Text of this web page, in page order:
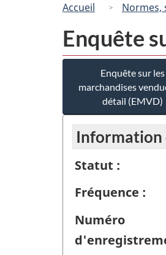
Accueil Normes,
Enquête
Enquête sur les
marchandises
détail (EMVD)
Information
Statut :
Fréquence :
Numéro